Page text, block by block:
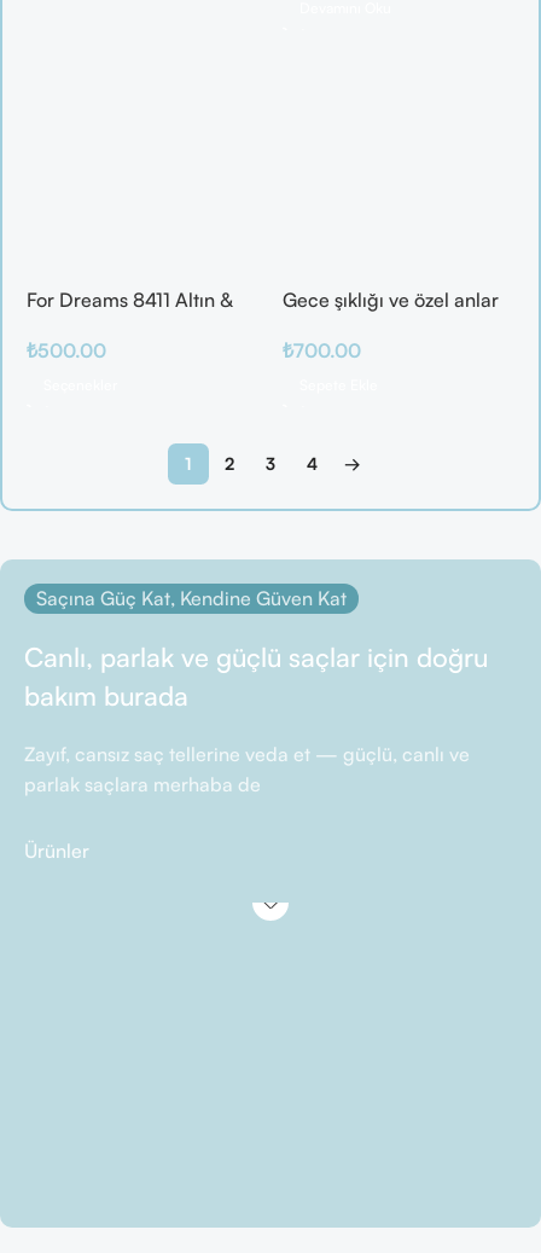
For Dreams 8411 Altın &
Takımı
₺500.00
Gece şıklığı ve özel anlar
₺700.00
1 2 3 4 →
Saçına Güç Kat, Kendine Güven Kat
Canlı, parlak ve güçlü saçlar için doğru
bakım burada
Zayıf, cansız saç tellerine veda et — güçlü, canlı ve
parlak saçlara merhaba de
Ürünler